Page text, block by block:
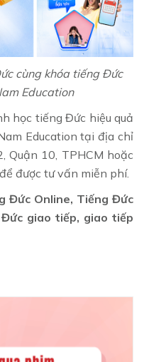
cùng khóa tiếng Đức
Education
học tiếng Đức hiệu quả
Education tại địa chỉ
Quận 10, TPHCM hoặc
để được tư vấn miễn phí.
Đức Online, Tiếng Đức
giao tiếp, giao tiếp